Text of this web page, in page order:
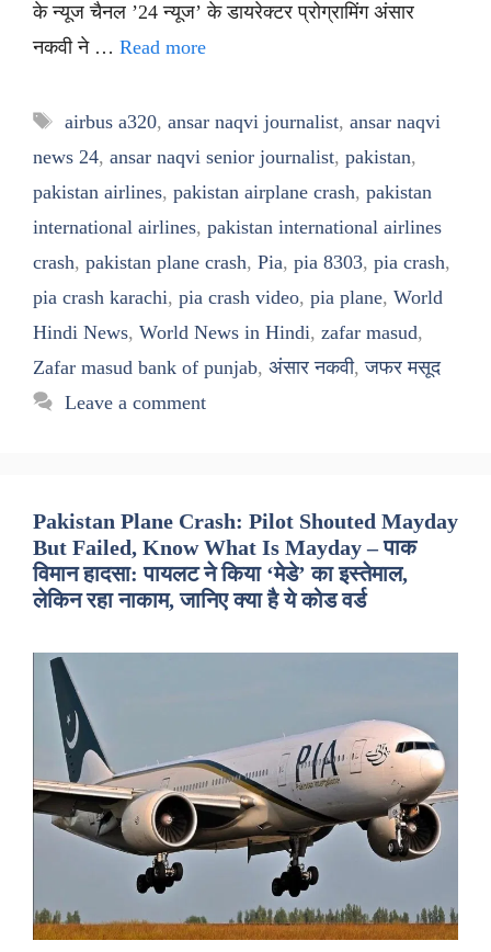
के न्यूज चैनल ’24 न्यूज’ के डायरेक्टर प्रोग्रामिंग अंसार
नकवी ने … Read more
Tags
airbus a320, ansar naqvi journalist, ansar naqvi
news 24, ansar naqvi senior journalist, pakistan,
pakistan airlines, pakistan airplane crash, pakistan
international airlines, pakistan international airlines
crash, pakistan plane crash, Pia, pia 8303, pia crash,
pia crash karachi, pia crash video, pia plane, World
Hindi News, World News in Hindi, zafar masud,
Zafar masud bank of punjab, अंसार नकवी,जफर मसूद
Leave a comment
Pakistan Plane Crash: Pilot Shouted Mayday
But Failed, Know What Is Mayday – पाक
विमान हादसा: पायलट ने किया ‘मेडे’ का इस्तेमाल,
लेकिन रहा नाकाम, जानिए क्या है ये कोड वर्ड